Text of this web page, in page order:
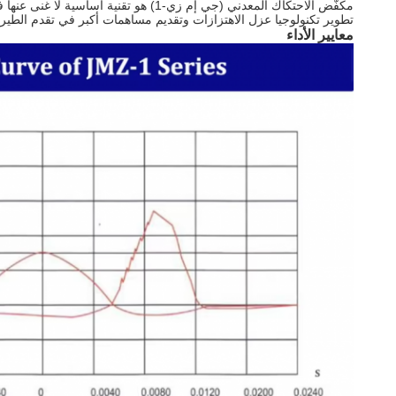
تطوير تكنولوجيا عزل الاهتزازات وتقديم مساهمات أكبر في تقدم
معايير الأداء